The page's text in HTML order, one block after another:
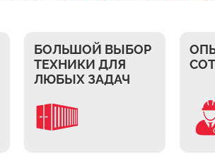
БОЛЬШОЙ ВЫБОР
ТЕХНИКИ ДЛЯ
ЛЮБЫХ ЗАДАЧ